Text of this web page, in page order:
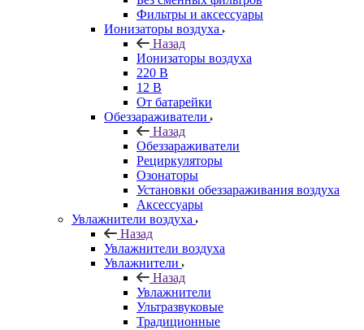
Фильтры и аксессуары
Ионизаторы воздуха
Назад
Ионизаторы воздуха
220 В
12 В
От батарейки
Обеззараживатели
Назад
Обеззараживатели
Рециркуляторы
Озонаторы
Установки обеззараживания воздуха
Аксессуары
Увлажнители воздуха
Назад
Увлажнители воздуха
Увлажнители
Назад
Увлажнители
Ультразвуковые
Традиционные